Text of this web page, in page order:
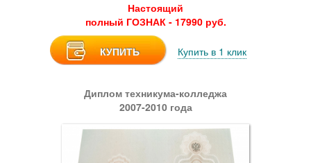
Настоящий
полный ГОЗНАК - 17990 руб.
КУПИТЬ Купить в 1 клик
Диплом техникума-колледжа
2007-2010 года